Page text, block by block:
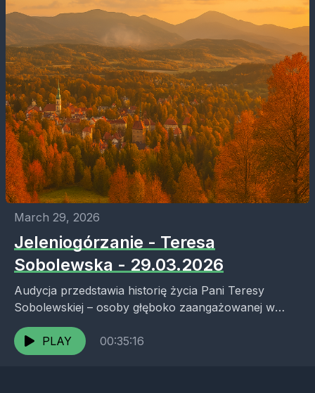
March 29, 2026
Jeleniogórzanie - Teresa
Sobolewska - 29.03.2026
Audycja przedstawia historię życia Pani Teresy
Sobolewskiej – osoby głęboko zaangażowanej w
pomoc społeczną i wsparcie osób potrzebujących.
Opowiada ona o swoich korzeniach, edukacji...
PLAY 00:35:16